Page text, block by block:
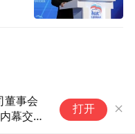
董事会
幕交易
打开